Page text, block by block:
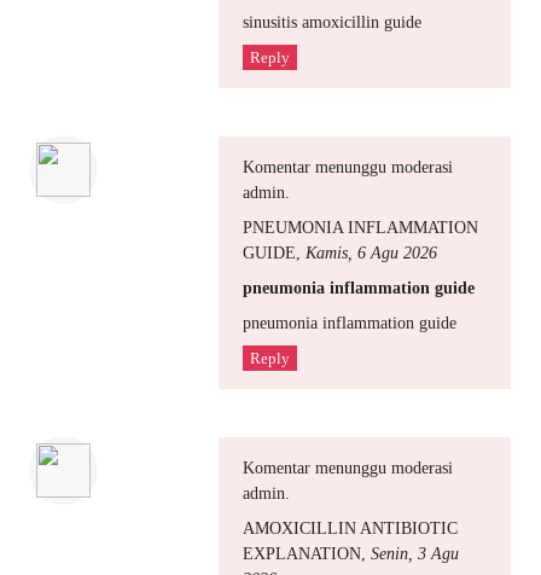
sinusitis amoxicillin guide
Reply
Komentar menunggu moderasi
admin.
PNEUMONIA INFLAMMATION
GUIDE
Kamis, 6 Agu 2026
pneumonia inflammation guide
pneumonia inflammation guide
Reply
Komentar menunggu moderasi
admin.
AMOXICILLIN ANTIBIOTIC
EXPLANATION Senin, 3 Agu